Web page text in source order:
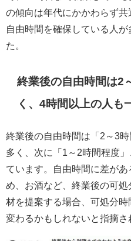
の傾向は年代にかかわらず
自由時間を確保している人が
た。
終業後の自由時間は2
く、4時間以上の人も
終業後の自由時間は「2～3
多く、次に「1～2時間程度
ています。自由時間に差が
め、お酒など、終業後の可
材を提案する場合、可処分
変わるかもしれないと指摘さ